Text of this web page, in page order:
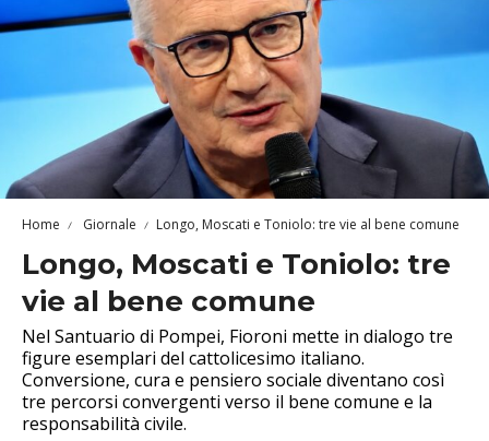
Home Giornale Longo, Moscati e Toniolo: tre vie al bene comune
Longo, Moscati e Toniolo: tre
vie al bene comune
Nel Santuario di Pompei, Fioroni mette in dialogo tre
figure esemplari del cattolicesimo italiano.
Conversione, cura e pensiero sociale diventano così
tre percorsi convergenti verso il bene comune e la
responsabilità civile.